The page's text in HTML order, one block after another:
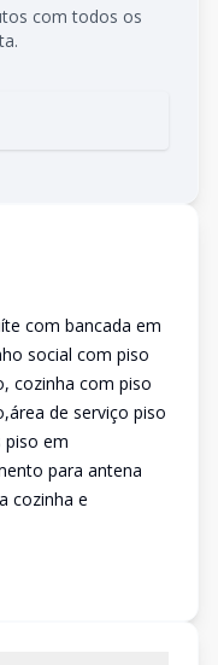
com todos os
com bancada em
social com piso
cozinha com piso
de serviço piso
piso em
para antena
cozinha e